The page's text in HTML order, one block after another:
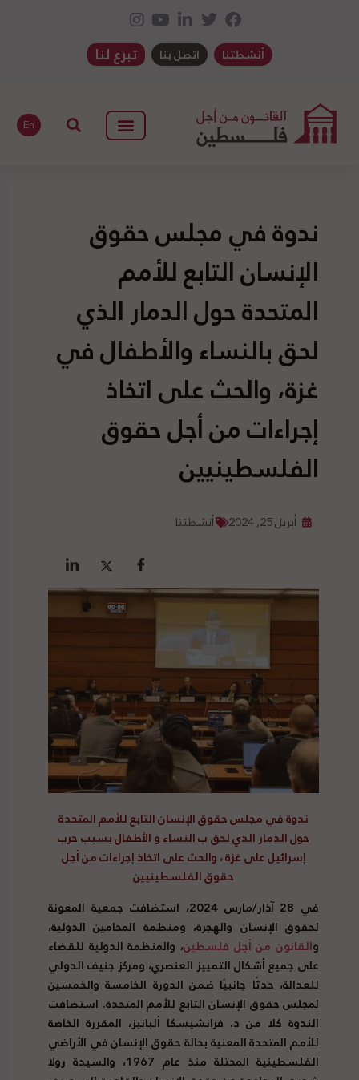
أنشطتنا اتصل بنا تبرع لنا
En
ندوة في مجلس حقوق
الإنسان التابع للأمم
المتحدة حول الدمار الذي
لحق بالنساء والأطفال في
غزة، والحث على اتخاذ
إجراءات من أجل حقوق
الفلسطينيين
أبريل 25, 2024 أنشطتنا
ندوة في مجلس حقوق الإنسان التابع للأمم المتحدة
حول الدمار الذي لحق ب النساء و الأطفال بسبب حرب
إسرائيل على غزة ، والحث على اتخاذ إجراءات من أجل
حقوق الفلسطينيين
في 28 آذار/مارس 2024، استضافت جمعية المعونة
لحقوق الإنسان والهجرة، ومنظمة المحامين الدولية،
والقانون من أجل فلسطين، والمنظمة الدولية للقضاء
على جميع أشكال التمييز العنصري، ومركز جنيف الدولي
للعدالة، حدثًا جانبيًا ضمن الدورة الخامسة والخمسين
لمجلس حقوق الإنسان التابع للأمم المتحدة. استضافت
الندوة كلا من د. فرانشيسكا ألبانيز، المقررة الخاصة
للأمم المتحدة المعنية بحالة حقوق الإنسان في الأراضي
الفلسطينية المحتلة منذ عام 1967، والسيدة رولا